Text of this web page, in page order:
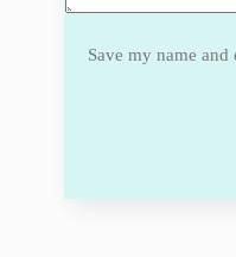
Save my name